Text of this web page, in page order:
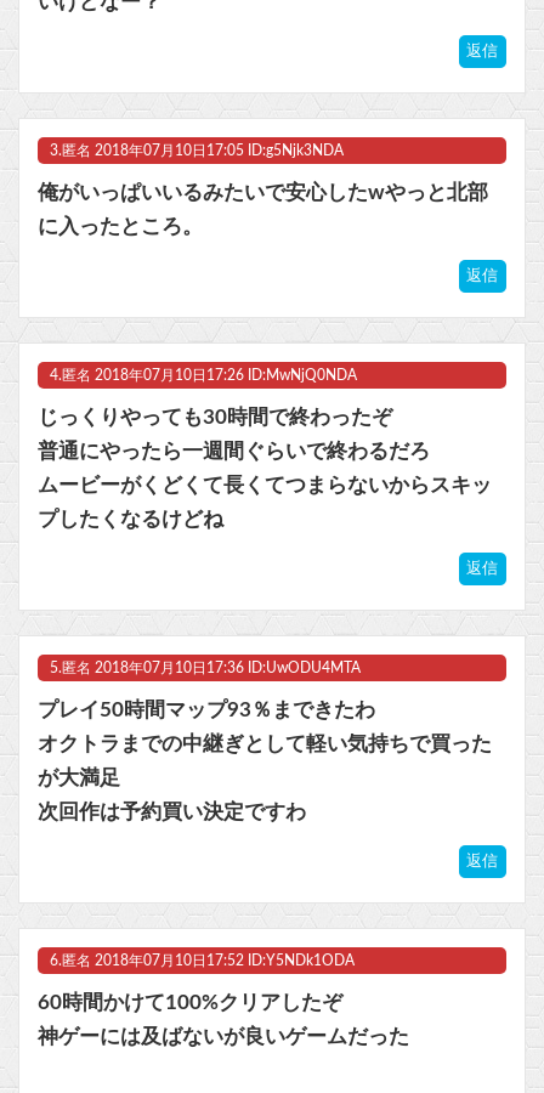
返信
3. 匿名 2018年07月10日17:05 ID:g5Njk3NDA
俺がいっぱいいるみたいで安心したwやっと北部
に入ったところ。
返信
4. 匿名 2018年07月10日17:26 ID:MwNjQ0NDA
じっくりやっても30時間で終わったぞ
普通にやったら一週間ぐらいで終わるだろ
ムービーがくどくて長くてつまらないからスキッ
プしたくなるけどね
返信
5. 匿名 2018年07月10日17:36 ID:UwODU4MTA
プレイ50時間マップ93％まできたわ
オクトラまでの中継ぎとして軽い気持ちで買った
が大満足
次回作は予約買い決定ですわ
返信
6. 匿名 2018年07月10日17:52 ID:Y5NDk1ODA
60時間かけて100%クリアしたぞ
神ゲーには及ばないが良いゲームだった